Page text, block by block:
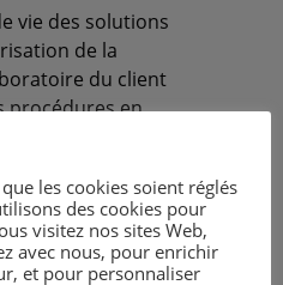
vie des solutions
de la
du client
procédures en
autonomie, avec
les cookies soient réglés
des cookies pour
visitez nos sites Web,
avec nous, pour enrichir
et pour personnaliser